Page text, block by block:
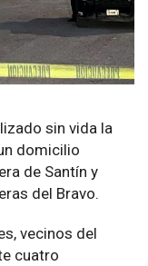
sin vida la
domicilio
de Santín y
del Bravo.
vecinos del
cuatro